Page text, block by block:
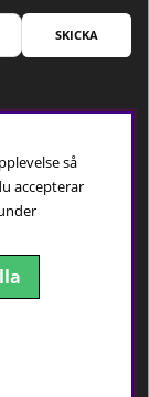
SKICKA
så
accepterar